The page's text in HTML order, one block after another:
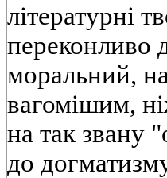
лiтературнi
переконливо
моральний,
вагомiшим,
на так звану
до